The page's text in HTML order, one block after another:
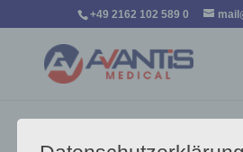
+49 2162 102 589 0